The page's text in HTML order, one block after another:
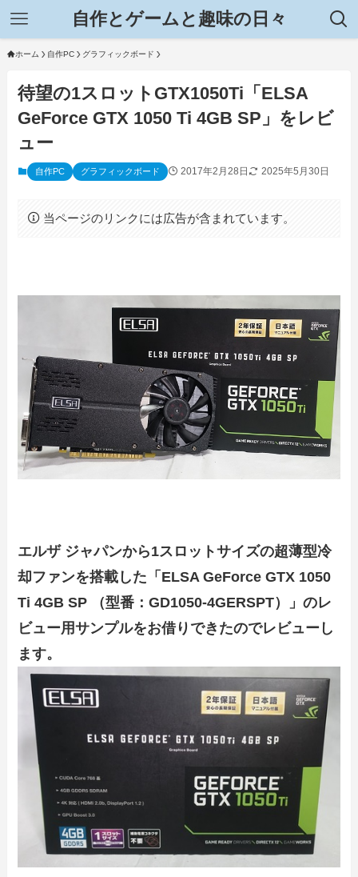
自作とゲームと趣味の日々
ホーム 自作PC グラフィックボード
待望の1スロットGTX1050Ti「ELSA
GeForce GTX 1050 Ti 4GB SP」をレビ
ュー
自作PC グラフィックボード 2017年2月28日 2025年5月30日
当ページのリンクには広告が含まれています。
エルザ ジャパンから1スロットサイズの超薄型冷
却ファンを搭載した「ELSA GeForce GTX 1050
Ti 4GB SP （型番：GD1050-4GERSPT）」のレ
ビュー用サンプルをお借りできたのでレビューし
ます。